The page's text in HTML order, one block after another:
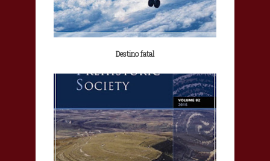
Destino fatal